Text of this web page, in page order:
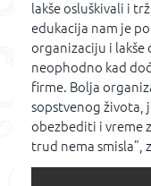
lakše osluškivali i
edukacija nam je
organizaciju i lakše
neophodno kad
firme. Bolja
sopstvenog života,
obezbediti i vreme
trud nema smisla”,